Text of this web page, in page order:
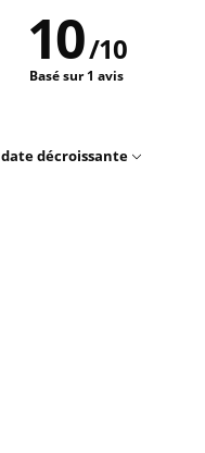
10/10
Basé sur 1 avis
date décroissante